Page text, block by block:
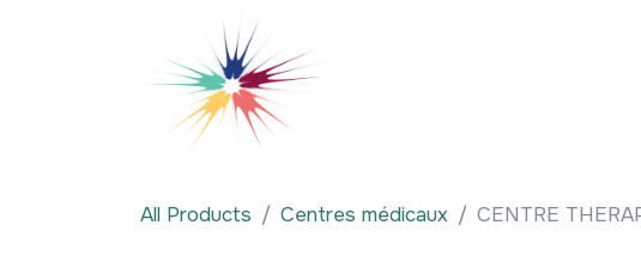
All Products Centres médicaux CENTRE